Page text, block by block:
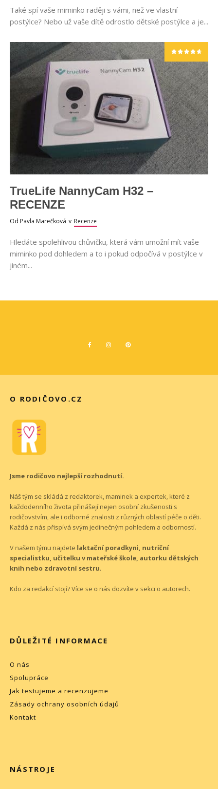
Také spí vaše miminko raději s vámi, než ve vlastní
postýlce? Nebo už vaše dítě odrostlo dětské postýlce a je...
TrueLife NannyCam H32 –
RECENZE
Od Pavla Marečková v Recenze
Hledáte spolehlivou chůvičku, která vám umožní mít vaše
miminko pod dohledem a to i pokud odpočívá v postýlce v
jiném...
O RODIČOVO.CZ
Jsme rodičovo nejlepší rozhodnutí.
Náš tým se skládá z redaktorek, maminek a expertek, které z
každodenního života přinášejí nejen osobní zkušenosti s
rodičovstvím, ale i odborné znalosti z různých oblastí péče o děti.
Každá z nás přispívá svým jedinečným pohledem a odborností.
V našem týmu najdete laktační poradkyni, nutriční
specialistku, učitelku v mateřské škole, autorku dětských
knih nebo zdravotní sestru.
Kdo za redakcí stojí? Více se o nás dozvíte v sekci o autorech.
DŮLEŽITÉ INFORMACE
O nás
Spolupráce
Jak testujeme a recenzujeme
Zásady ochrany osobních údajů
Kontakt
NÁSTROJE